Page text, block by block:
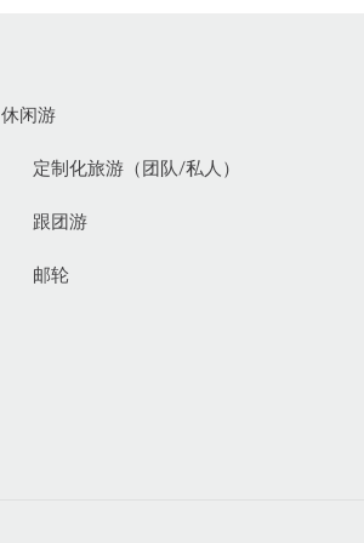
休闲游
定制化旅游（团队/私人）
跟团游
邮轮